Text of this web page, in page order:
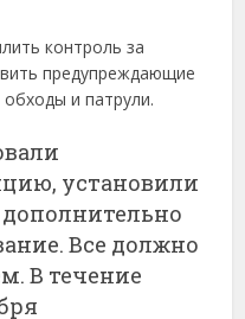
контроль за
предупреждающие
и патрули.
установили
Все должно
В течение